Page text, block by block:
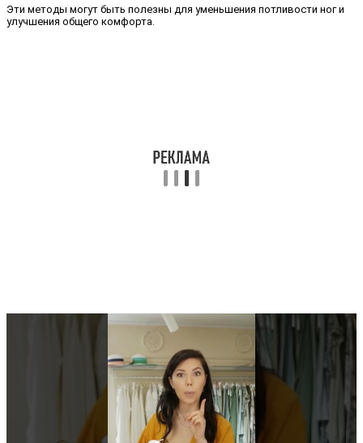
Эти методы могут быть полезны для уменьшения потливости ног и
улучшения общего комфорта.